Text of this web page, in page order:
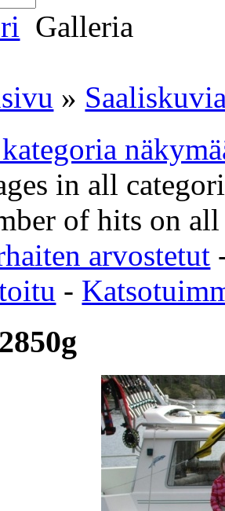
Galleria
»
in all
of hits on
arvostetut
-